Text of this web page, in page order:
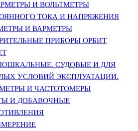
И ВОЛЬТМЕТРЫ
ТОКА И НАПРЯЖЕНИЯ
И ВАРМЕТРЫ
ПРИБОРЫ ОРБИТ
СУДОВЫЕ И ДЛЯ
УСЛОВИЙ ЭКСПЛУАТАЦИИ.
И ЧАСТОТОМЕРЫ
И ДОБАВОЧНЫЕ